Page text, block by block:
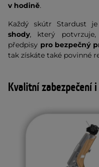
v hodině.
Každý skútr Stardust je
shody, který
předpisy pro bezpečný
tak získáte také povinné
Kvalitní zabezpečení